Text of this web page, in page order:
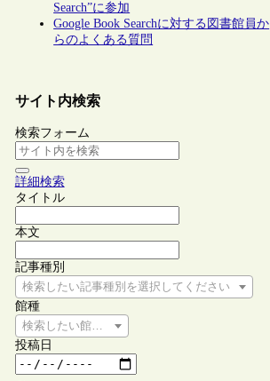
Search”に参加
Google Book Searchに対する図書館員か
らのよくある質問
サイト内検索
検索フォーム
詳細検索
タイトル
本文
記事種別
検索したい記事種別を選択してください
館種
検索したい館種を選択してください
投稿日